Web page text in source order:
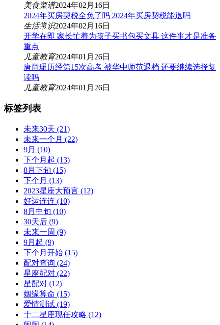
美食菜谱2024年02月16日
2024年买房契税全免了吗 2024年买房契税能退吗
生活常识2024年02月16日
开学在即 家长忙着为孩子买书包买文具 这件事才是准备
重点
儿童教育2024年01月26日
唐尚珺历经第15次高考 被华中师范退档 还要继续选择复
读吗
儿童教育2024年01月26日
标签列表
未来30天 (21)
未来一个月 (22)
9月 (10)
下个月起 (13)
8月下旬 (15)
下个月 (13)
2023星座大预言 (12)
好运连连 (10)
8月中旬 (10)
30天后 (9)
未来一周 (9)
9月起 (9)
下个月开始 (15)
配对查询 (24)
星座配对 (22)
星配对 (12)
姻缘算命 (15)
爱情测试 (19)
十二星座现任攻略 (12)